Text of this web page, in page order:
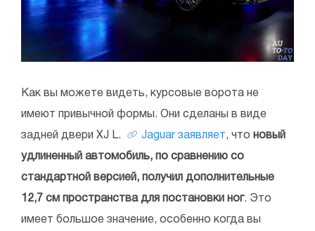
Как вы можете видеть, курсовые ворота не
имеют привычной формы. Они сделаны в виде
задней двери XJ L. Jaguar заявляет, что новый
удлиненный автомобиль, по сравнению со
стандартной версией, получил дополнительные
12,7 см пространства для постановки ног. Это
имеет большое значение, особенно когда вы